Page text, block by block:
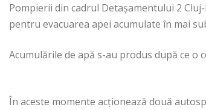
Pompierii din cadrul Detașamentului 2
pentru evacuarea apei acumulate în mai
Acumulările de apă s-au produs după ce
În aceste momente acționează două